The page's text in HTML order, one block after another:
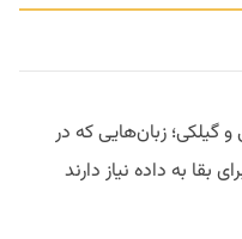
گیلکی؛ زبان‌هایی که در
به داده نیاز دارند